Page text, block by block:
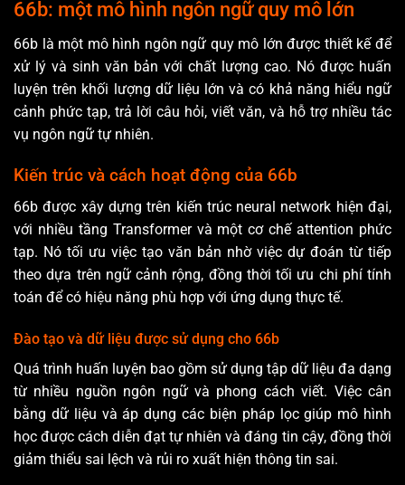
66b: một mô hình ngôn ngữ quy mô lớn
66b là một mô hình ngôn ngữ quy mô lớn được thiết kế để
xử lý và sinh văn bản với chất lượng cao. Nó được huấn
luyện trên khối lượng dữ liệu lớn và có khả năng hiểu ngữ
cảnh phức tạp, trả lời câu hỏi, viết văn, và hỗ trợ nhiều tác
vụ ngôn ngữ tự nhiên.
Kiến trúc và cách hoạt động của 66b
66b được xây dựng trên kiến trúc neural network hiện đại,
với nhiều tầng Transformer và một cơ chế attention phức
tạp. Nó tối ưu việc tạo văn bản nhờ việc dự đoán từ tiếp
theo dựa trên ngữ cảnh rộng, đồng thời tối ưu chi phí tính
toán để có hiệu năng phù hợp với ứng dụng thực tế.
Đào tạo và dữ liệu được sử dụng cho 66b
Quá trình huấn luyện bao gồm sử dụng tập dữ liệu đa dạng
từ nhiều nguồn ngôn ngữ và phong cách viết. Việc cân
bằng dữ liệu và áp dụng các biện pháp lọc giúp mô hình
học được cách diễn đạt tự nhiên và đáng tin cậy, đồng thời
giảm thiểu sai lệch và rủi ro xuất hiện thông tin sai.